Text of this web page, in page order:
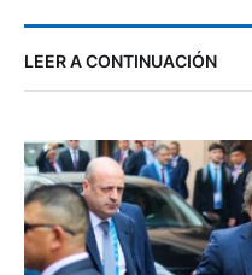
LEER A CONTINUACIÓN